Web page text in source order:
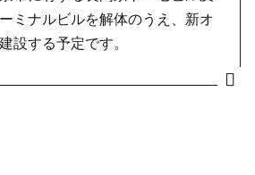
ミナルビルを解体のうえ、新オ
設する予定です。